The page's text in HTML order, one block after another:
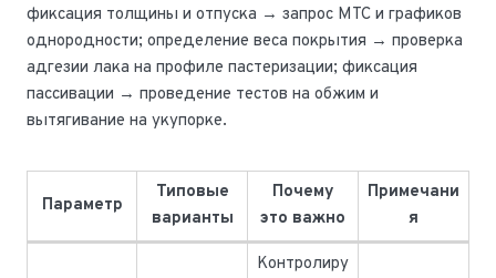
фиксация толщины и отпуска → запрос MTC и графиков
однородности; определение веса покрытия → проверка
адгезии лака на профиле пастеризации; фиксация
пассивации → проведение тестов на обжим и
вытягивание на укупорке.
Параметр
Типовые
варианты
Почему
это важно
Примечани
я
Контролиру